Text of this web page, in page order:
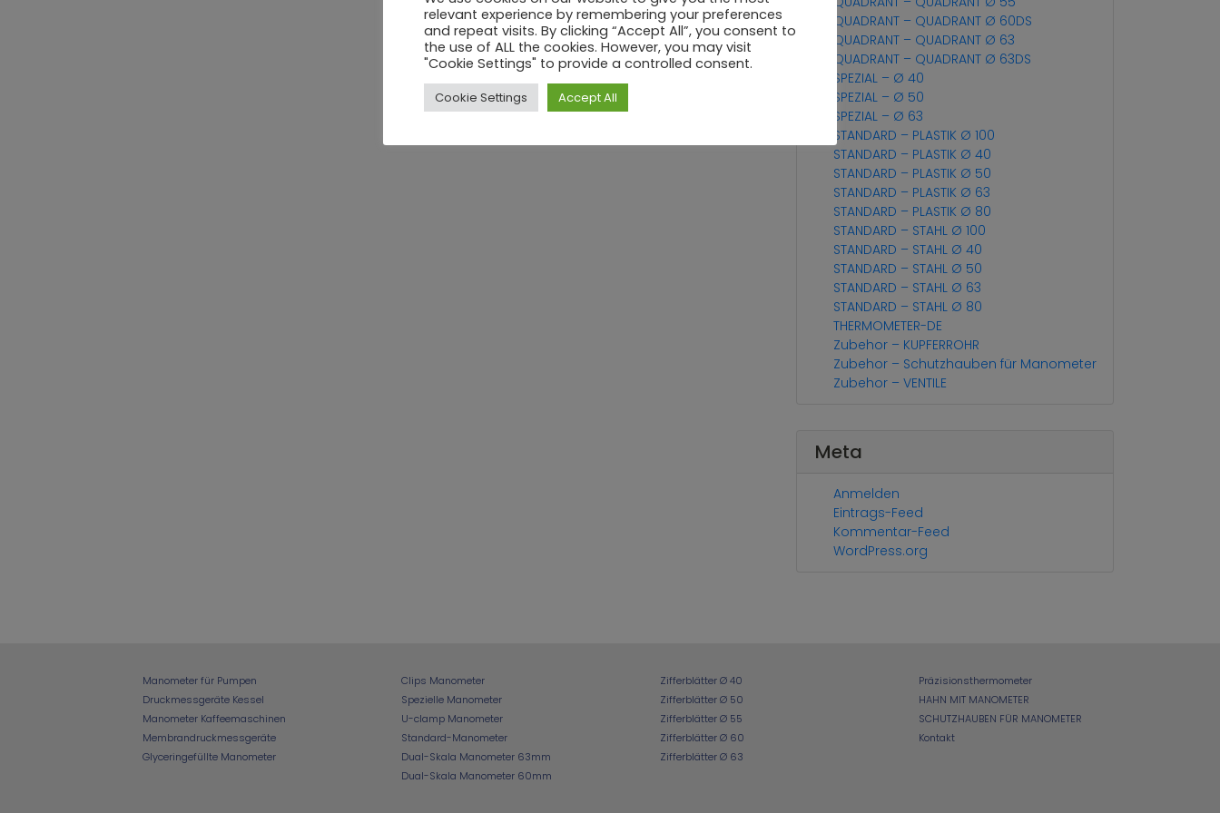
QUADRANT – QUADRANT Ø 60DS
QUADRANT – QUADRANT Ø 63
QUADRANT – QUADRANT Ø 63DS
SPEZIAL – Ø 40
SPEZIAL – Ø 50
SPEZIAL – Ø 63
STANDARD – PLASTIK Ø 100
STANDARD – PLASTIK Ø 40
STANDARD – PLASTIK Ø 50
STANDARD – PLASTIK Ø 63
STANDARD – PLASTIK Ø 80
STANDARD – STAHL Ø 100
STANDARD – STAHL Ø 40
STANDARD – STAHL Ø 50
STANDARD – STAHL Ø 63
STANDARD – STAHL Ø 80
THERMOMETER-DE
Zubehor – KUPFERROHR
Zubehor – Schutzhauben für Manometer
Zubehor – VENTILE
Meta
Anmelden
Eintrags-Feed
Kommentar-Feed
WordPress.org
Manometer für Pumpen
Druckmessgeräte Kessel
Manometer Kaffeemaschinen
Membrandruckmessgeräte
Glyceringefüllte Manometer
Clips Manometer
Spezielle Manometer
U-clamp Manometer
Standard-Manometer
Dual-Skala Manometer 63mm
Dual-Skala Manometer 60mm
Zifferblätter Ø 40
Zifferblätter Ø 50
Zifferblätter Ø 55
Zifferblätter Ø 60
Zifferblätter Ø 63
Präzisionsthermometer
HAHN MIT MANOMETER
SCHUTZHAUBEN FÜR MANOMETER
Kontakt
relevant experience by remembering your preferences
and repeat visits. By clicking “Accept All”, you consent to
the use of ALL the cookies. However, you may visit
"Cookie Settings" to provide a controlled consent.
Cookie Settings Accept All